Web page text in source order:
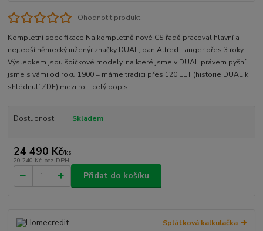
Ohodnotit produkt
Kompletní specifikace Na kompletně nové CS řadě pracoval hlavní a
nejlepší německý inženýr značky DUAL, pan Alfred Langer přes 3 roky.
Výsledkem jsou špičkové modely, na které jsme v DUAL právem pyšní.
jsme s vámi od roku 1900 = máme tradici přes 120 LET (historie DUAL k
shlédnutí ZDE) mezi ro... celý popis
Dostupnost Skladem
24 490 Kč/ks
20 240 Kč bez DPH
Přidat do košíku
Splátková kalkulačka